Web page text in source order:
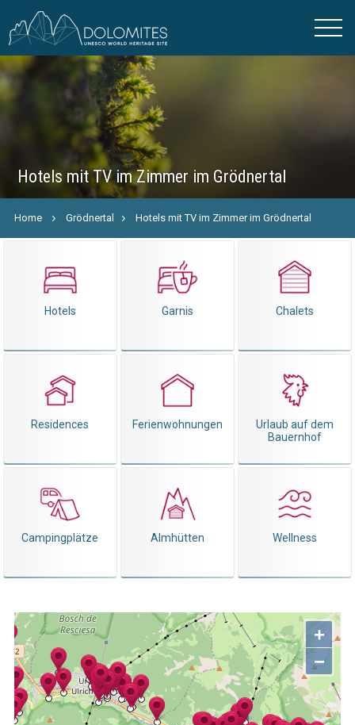
Hotels mit TV im Zimmer im Grödnertal
Home Grödnertal Hotels mit TV im Zimmer im Grödnertal
Hotels Garnis Chalets
Residences Ferienwohnungen
Urlaub auf dem
Bauernhof
Campingplätze Almhütten Wellness
+
−